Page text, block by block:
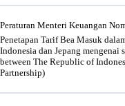
Peraturan Menteri Keuangan
Penetapan Tarif Bea Masuk
Indonesia dan Jepang
between The Republic of
Partnership)